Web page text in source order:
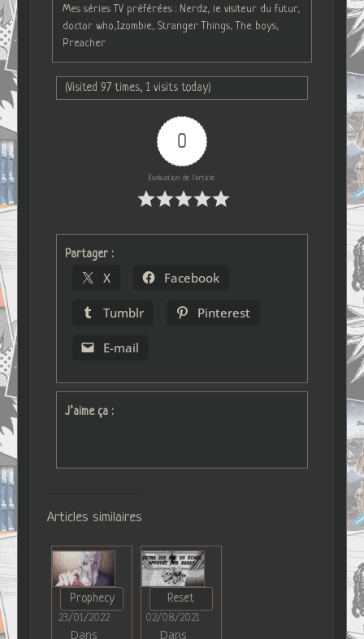
Mes séries TV préférées : Nerdz, le visiteur du futur,
doctor who,Izombie, Stranger Things, The boys,
Preacher
(Visited 97 times, 1 visits today)
0
Évaluation de l'article
Partager :
X Facebook
Tumblr Pinterest
E-mail
J’aime ça :
Articles similaires
Prophecy
23/01/2022
Dans
Reset
02/08/2021
Dans